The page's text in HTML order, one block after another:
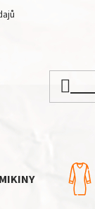
MIKINY